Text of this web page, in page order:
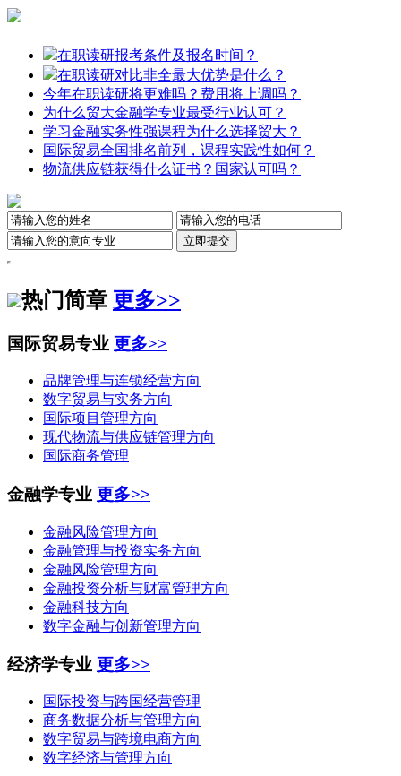
在职读研报考条件及报名时间？
在职读研对比非全最大优势是什么？
今年在职读研将更难吗？费用将上调吗？
为什么贸大金融学专业最受行业认可？
学习金融实务性强课程为什么选择贸大？
国际贸易全国排名前列，课程实践性如何？
物流供应链获得什么证书？国家认可吗？
热门简章 更多>>
国际贸易专业 更多>>
品牌管理与连锁经营方向
数字贸易与实务方向
国际项目管理方向
现代物流与供应链管理方向
国际商务管理
金融学专业 更多>>
金融风险管理方向
金融管理与投资实务方向
金融风险管理方向
金融投资分析与财富管理方向
金融科技方向
数字金融与创新管理方向
经济学专业 更多>>
国际投资与跨国经营管理
商务数据分析与管理方向
数字贸易与跨境电商方向
数字经济与管理方向